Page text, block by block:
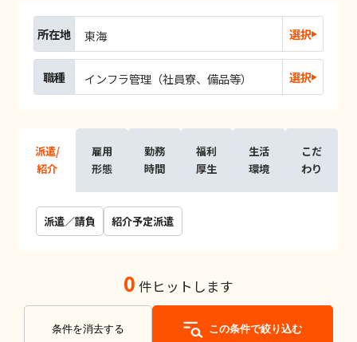
所在地 東海 選択
職種 インフラ管理（社員寮、備品等） 選択
派遣/
紹介
雇用
形態
勤務
時間
福利
厚生
生活
環境
こだ
わり
派遣／請負 紹介予定派遣
0 件ヒットします
条件を消去する この条件で絞り込む